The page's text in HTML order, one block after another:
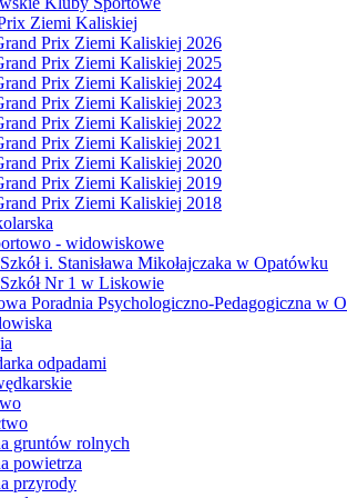
Ziemi Kaliskiej
Prix Ziemi Kaliskiej 2026
Prix Ziemi Kaliskiej 2025
Prix Ziemi Kaliskiej 2024
Prix Ziemi Kaliskiej 2023
Prix Ziemi Kaliskiej 2022
Prix Ziemi Kaliskiej 2021
Prix Ziemi Kaliskiej 2020
Prix Ziemi Kaliskiej 2019
Prix Ziemi Kaliskiej 2018
- widowiskowe
Szkół i. Stanisława Mikołajczaka w Opatówku
Szkół Nr 1 w Liskowie
Poradnia Psychologiczno-Pedagogiczna w
odpadami
gruntów rolnych
powietrza
przyrody